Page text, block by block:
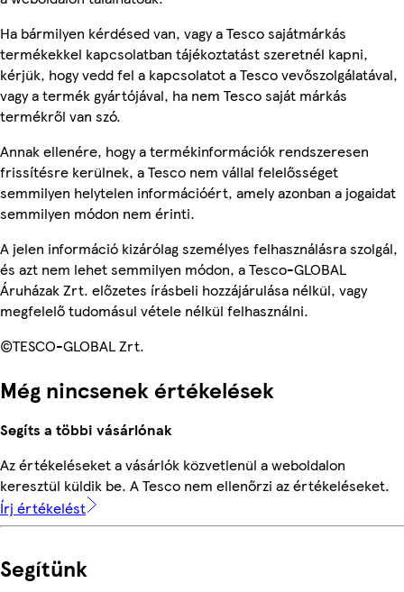
Ha bármilyen kérdésed van, vagy a Tesco sajátmárkás
termékekkel kapcsolatban tájékoztatást szeretnél kapni,
kérjük, hogy vedd fel a kapcsolatot a Tesco vevőszolgálatával,
vagy a termék gyártójával, ha nem Tesco saját márkás
termékről van szó.
Annak ellenére, hogy a termékinformációk rendszeresen
frissítésre kerülnek, a Tesco nem vállal felelősséget
semmilyen helytelen információért, amely azonban a jogaidat
semmilyen módon nem érinti.
A jelen információ kizárólag személyes felhasználásra szolgál,
és azt nem lehet semmilyen módon, a Tesco-GLOBAL
Áruházak Zrt. előzetes írásbeli hozzájárulása nélkül, vagy
megfelelő tudomásul vétele nélkül felhasználni.
©TESCO-GLOBAL Zrt.
Még nincsenek értékelések
Segíts a többi vásárlónak
Az értékeléseket a vásárlók közvetlenül a weboldalon
keresztül küldik be. A Tesco nem ellenőrzi az értékeléseket.
Írj értékelést
Segítünk